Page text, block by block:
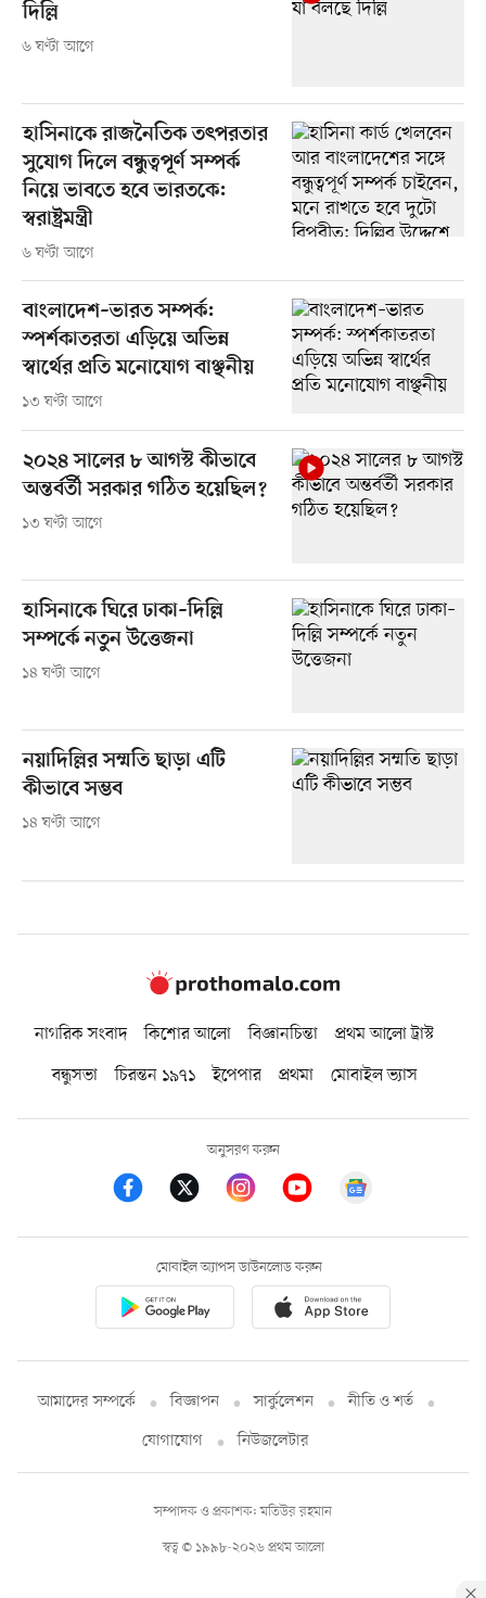
দিল্লি
৬ ঘণ্টা আগে
হাসিনাকে রাজনৈতিক তৎপরতার
সুযোগ দিলে বন্ধুত্বপূর্ণ সম্পর্ক
নিয়ে ভাবতে হবে ভারতকে:
স্বরাষ্ট্রমন্ত্রী
৬ ঘণ্টা আগে
বাংলাদেশ–ভারত সম্পর্ক:
স্পর্শকাতরতা এড়িয়ে অভিন্ন
স্বার্থের প্রতি মনোযোগ বাঞ্ছনীয়
১৩ ঘণ্টা আগে
২০২৪ সালের ৮ আগস্ট কীভাবে
অন্তর্বর্তী সরকার গঠিত হয়েছিল?
১৩ ঘণ্টা আগে
হাসিনাকে ঘিরে ঢাকা–দিল্লি
সম্পর্কে নতুন উত্তেজনা
১৪ ঘণ্টা আগে
নয়াদিল্লির সম্মতি ছাড়া এটি
কীভাবে সম্ভব
১৪ ঘণ্টা আগে
নাগরিক সংবাদ কিশোর আলো বিজ্ঞানচিন্তা
প্রথম আলো ট্রাস্ট
বন্ধুসভা
চিরন্তন ১৯৭১ ইপেপার প্রথমা মোবাইল ভ্যাস
অনুসরণ করুন
মোবাইল অ্যাপস ডাউনলোড করুন
আমাদের সম্পর্কে বিজ্ঞাপন সার্কুলেশন
নীতি ও শর্ত
যোগাযোগ
নিউজলেটার
স্বত্ব © ১৯৯৮-২০২৬ প্রথম আলো
সম্পাদক ও প্রকাশক: মতিউর রহমান